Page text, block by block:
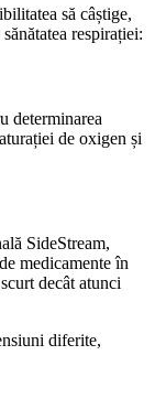
să câștige,
respirației:
determinarea
de oxigen și
SideStream,
medicamente în
decât atunci
diferite,